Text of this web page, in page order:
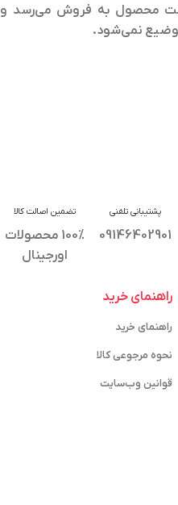
محصول به فروش می‌رسد و
نمی‌شود.
پشتیبانی تلفنی
09146402901
تضمین اصالت کالا
100% محصولات
اورجینال
راهنمای خرید
راهنمای خرید
نحوه مرجوعی کالا
قوانین وب‌سایت